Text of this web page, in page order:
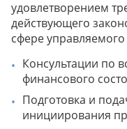
Рекомендация
удовлетворением
действующего
сфере управляемого
Консультации по
финансового
Подготовка и
инициирования